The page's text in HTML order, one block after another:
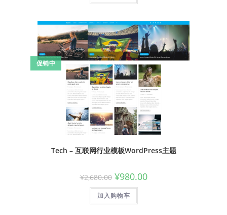
促销中
Tech – 互联网行业模板WordPress主题
¥2,680.00 ¥980.00
加入购物车